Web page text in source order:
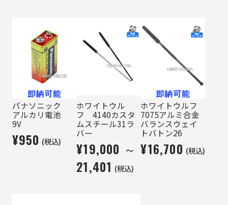
パナソニック
アルカリ電池
9V
¥950 (税込)
ホワイトウル
フ 4140カスタ
ムスチール31ラ
バー
¥19,000 ～
21,401 (税込)
ホワイトウルフ
7075アルミ合金
バランスウェイ
トバトン26
¥16,700 (税込)